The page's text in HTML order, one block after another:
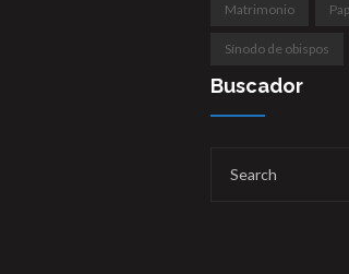
Matrimonio
Sínodo de obispos
Buscador